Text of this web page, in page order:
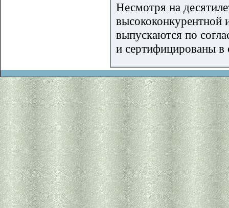
Несмотря на
выпускаются по
и сертифицированы в